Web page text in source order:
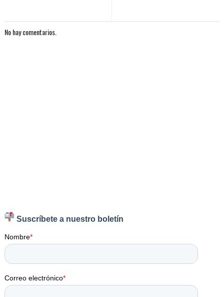
No hay comentarios.